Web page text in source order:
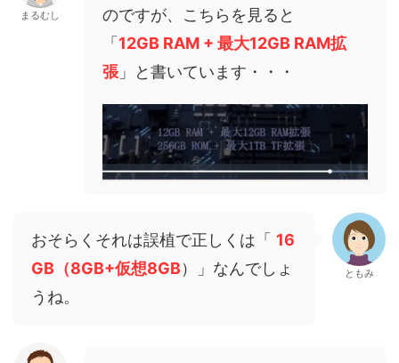
まるむし
のですが、こちらを見ると
「 12GB RAM + 最大12GB RAM拡
張 」と書いています・・・
おそらくそれは誤植で正しくは「 16
GB（8GB+仮想8GB）」なんでしょ
うね。
ともみ